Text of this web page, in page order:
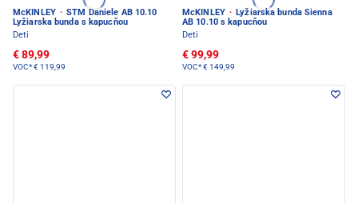
McKINLEY · STM Daniele AB 10.10
Lyžiarska bunda s kapucňou
Deti
€ 89,99
VOC*€ 119,99
McKINLEY · Lyžiarska bunda Sienna
AB 10.10 s kapucňou
Deti
€ 99,99
VOC*€ 149,99